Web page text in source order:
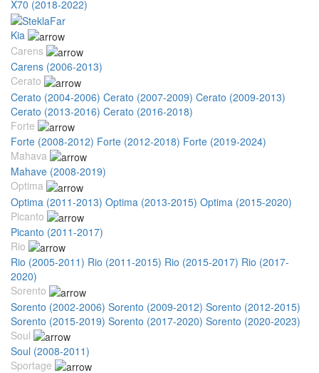
X70 (2018-2022)
Kia
Carens
Carens (2006-2013)
Cerato
Cerato (2004-2006) Cerato (2007-2009) Cerato (2009-2013)
Cerato (2013-2016) Cerato (2016-2018)
Forte
Forte (2008-2012) Forte (2012-2018) Forte (2019-2024)
Mahava
Mahave (2008-2019)
Optima
Optima (2011-2013) Optima (2013-2015) Optima (2015-2020)
Picanto
Picanto (2011-2017)
Rio
Rio (2005-2011) Rio (2011-2015) Rio (2015-2017) Rio (2017-
2020)
Sorento
Sorento (2002-2006) Sorento (2009-2012) Sorento (2012-2015)
Sorento (2015-2019) Sorento (2017-2020) Sorento (2020-2023)
Soul
Soul (2008-2011)
Sportage